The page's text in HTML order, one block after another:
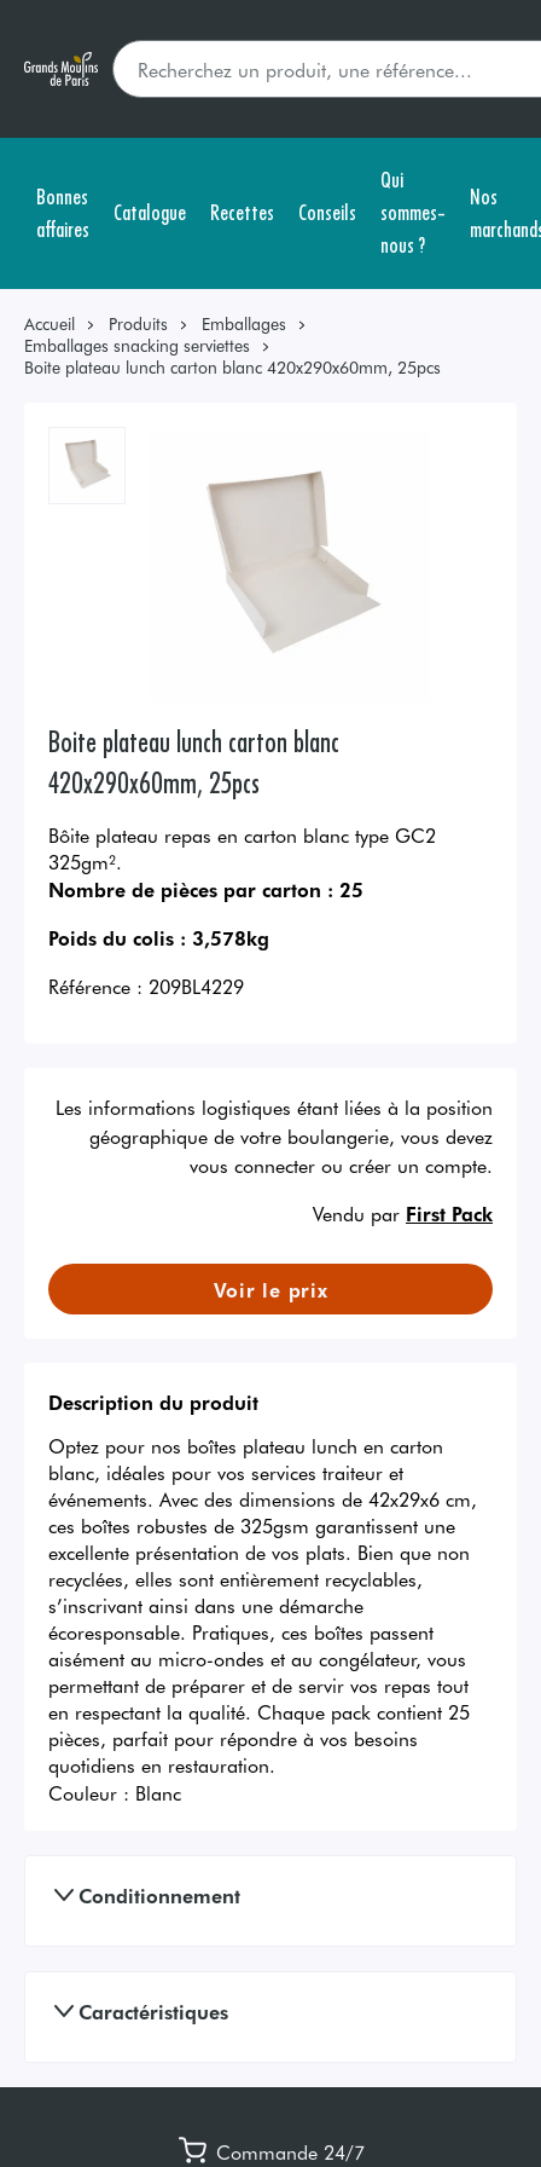
Bonnes
affaires
Catalogue Recettes Conseils
Qui
sommes-
nous ?
Nos
Accueil Produits
Emballages
Emballages snacking serviettes
Boite plateau lunch carton blanc 420x290x60mm, 25pcs
Boite plateau lunch carton blanc
420x290x60mm, 25pcs
Bôite plateau repas en carton blanc type GC2
325gm².
Nombre de pièces par carton : 25
Poids du colis : 3,578kg
Référence : 209BL4229
Les informations logistiques étant liées à la position
géographique de votre boulangerie, vous devez
vous connecter ou créer un compte.
Vendu par First Pack
Voir le prix
Description du produit
Optez pour nos boîtes plateau lunch en carton
blanc, idéales pour vos services traiteur et
événements. Avec des dimensions de 42x29x6 cm,
ces boîtes robustes de 325gsm garantissent une
excellente présentation de vos plats. Bien que non
recyclées, elles sont entièrement recyclables,
s’inscrivant ainsi dans une démarche
écoresponsable. Pratiques, ces boîtes passent
aisément au micro-ondes et au congélateur, vous
permettant de préparer et de servir vos repas tout
en respectant la qualité. Chaque pack contient 25
pièces, parfait pour répondre à vos besoins
quotidiens en restauration.
Couleur : Blanc
Conditionnement
Caractéristiques
Commande 24/7